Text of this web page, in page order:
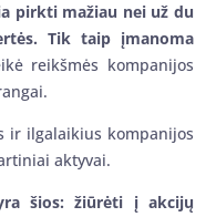
pirkti mažiau nei už du
Tik taip įmanoma
reikšmės kompanijos
ir ilgalaikius kompanijos
aktyvai.
šios: žiūrėti į akcijų